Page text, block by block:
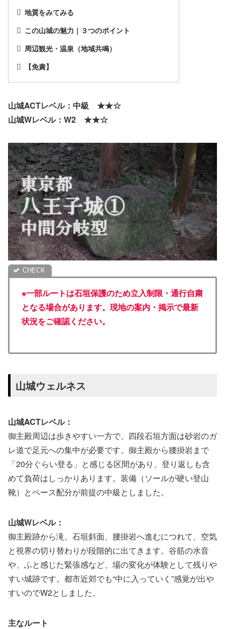
地質をみてみる
この山城の魅力｜３つのポイント
周辺観光・温泉（地域共鳴）
【免責】
山城ACTレベル：中級 ★★☆
山城Wレベル：W2 ★★☆
※一部ルートは石垣保護のため立入制限・通行自粛
となる場合があります。現地の案内・掲示で最新
状況をご確認ください。
山城ウェルネス
山城ACTレベル：
御主殿周辺は歩きやすい一方で、四段石垣方面は砂岩のガ
レ道で足元への集中が必要です。御主殿から腰掛岩まで
「20分ぐらい登る」と感じる区間があり、登り返しも含
めて負荷はしっかりあります。装備（ソールが硬い登山
靴）とペース配分が前提の中級としました。
山城Wレベル：
御主殿跡から滝、石垣斜面、腰掛岩へ進むにつれて、空気
と視界の切り替わりが段階的に出てきます。谷筋の水音
や、ふと感じた緊張感など、場の変化が体験として残りや
すい城跡です。都市近郊でも“中に入っていく”感覚が出や
すいのでW2としました。
主なルート